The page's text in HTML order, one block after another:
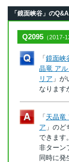
「鏡面峡谷」の
Q2095 （2017-
「鏡面峡
晶竜 ア
リア 」
なります
「天晶竜
ア 」の
できます。
非ターン
同時に発